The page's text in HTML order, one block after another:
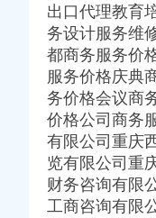
_诉讼信息_财务信
庆58同城
限公司招聘信息—
浪财经_新浪网
经
满举行-活动-重庆
万平米土地卖给万
出口代理教育
务设计服务维
都商务服务价
服务价格庆典
务价格会议商
价格公司商务
有限公司重庆
览有限公司重
财务咨询有限
工商咨询有限